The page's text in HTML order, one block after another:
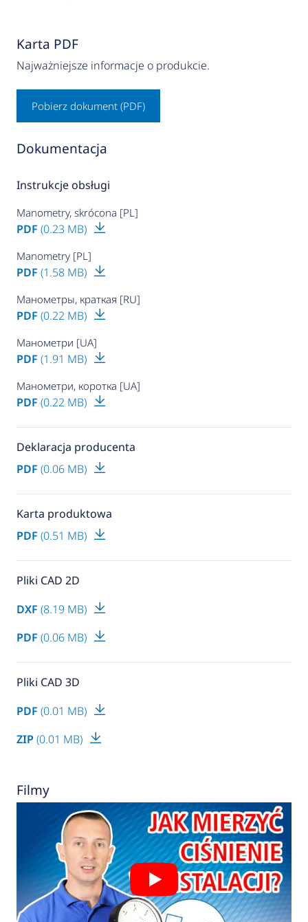
Karta PDF
Najważniejsze informacje o produkcie.
Pobierz dokument (PDF)
Dokumentacja
Instrukcje obsługi
Manometry, skrócona [PL]
PDF (0.23 MB)
Manometry [PL]
PDF (1.58 MB)
Манометры, краткая [RU]
PDF (0.22 MB)
Манометри [UA]
PDF (1.91 MB)
Манометри, коротка [UA]
PDF (0.22 MB)
Deklaracja producenta
PDF (0.06 MB)
Karta produktowa
PDF (0.51 MB)
Pliki CAD 2D
DXF (8.19 MB)
PDF (0.06 MB)
Pliki CAD 3D
PDF (0.01 MB)
ZIP (0.01 MB)
Filmy